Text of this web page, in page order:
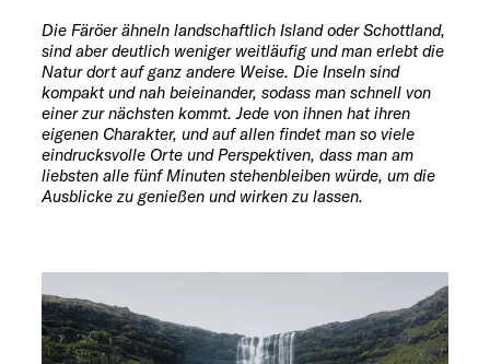
Die Färöer ähneln landschaftlich Island oder Schottland,
sind aber deutlich weniger weitläufig und man erlebt die
Natur dort auf ganz andere Weise. Die Inseln sind
kompakt und nah beieinander, sodass man schnell von
einer zur nächsten kommt. Jede von ihnen hat ihren
eigenen Charakter, und auf allen findet man so viele
eindrucksvolle Orte und Perspektiven, dass man am
liebsten alle fünf Minuten stehenbleiben würde, um die
Ausblicke zu genießen und wirken zu lassen.